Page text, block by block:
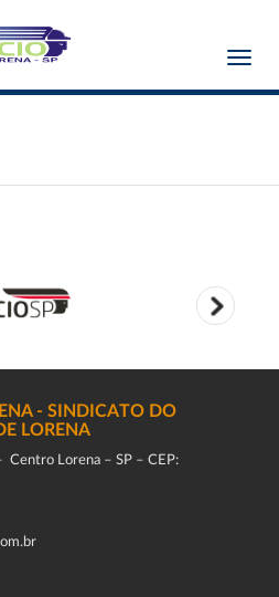
- SINDICATO DO
LORENA
Centro Lorena – SP – CEP: